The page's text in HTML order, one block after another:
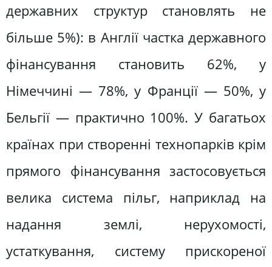
державних структур становлять не
більше 5%): в Англії частка державного
фінансування становить 62%, у
Німеччині — 78%, у Франції — 50%, у
Бельгії — практично 100%. У багатьох
країнах при створенні технопарків крім
прямого фінансування застосовується
велика система пільг, наприклад на
надання землі, нерухомості,
устаткування, систему прискореної